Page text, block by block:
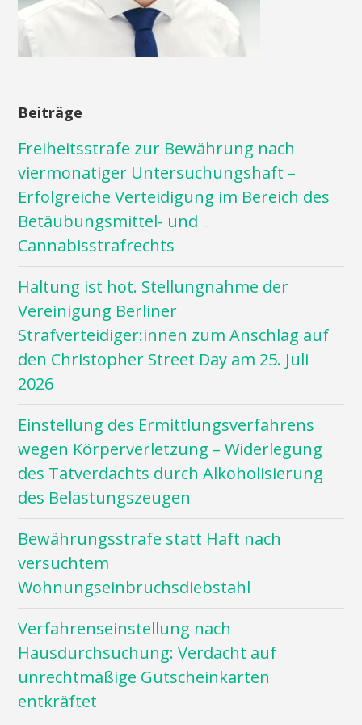
Beiträge
Freiheitsstrafe zur Bewährung nach
viermonatiger Untersuchungshaft –
Erfolgreiche Verteidigung im Bereich des
Betäubungsmittel- und
Cannabisstrafrechts
Haltung ist hot. Stellungnahme der
Vereinigung Berliner
Strafverteidiger:innen zum Anschlag auf
den Christopher Street Day am 25. Juli
2026
Einstellung des Ermittlungsverfahrens
wegen Körperverletzung – Widerlegung
des Tatverdachts durch Alkoholisierung
des Belastungszeugen
Bewährungsstrafe statt Haft nach
versuchtem
Wohnungseinbruchsdiebstahl
Verfahrenseinstellung nach
Hausdurchsuchung: Verdacht auf
unrechtmäßige Gutscheinkarten
entkräftet